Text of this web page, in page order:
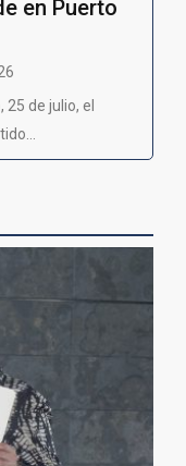
en Puerto
de julio, el